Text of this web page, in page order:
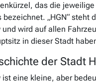
das die
bezeichnet. „HGN“ steht
und wird auf allen
in dieser Stadt
der Stadt
ist eine kleine, aber